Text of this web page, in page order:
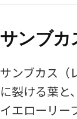
サンブカ
サンブカス（
に裂ける葉と
イエローリー